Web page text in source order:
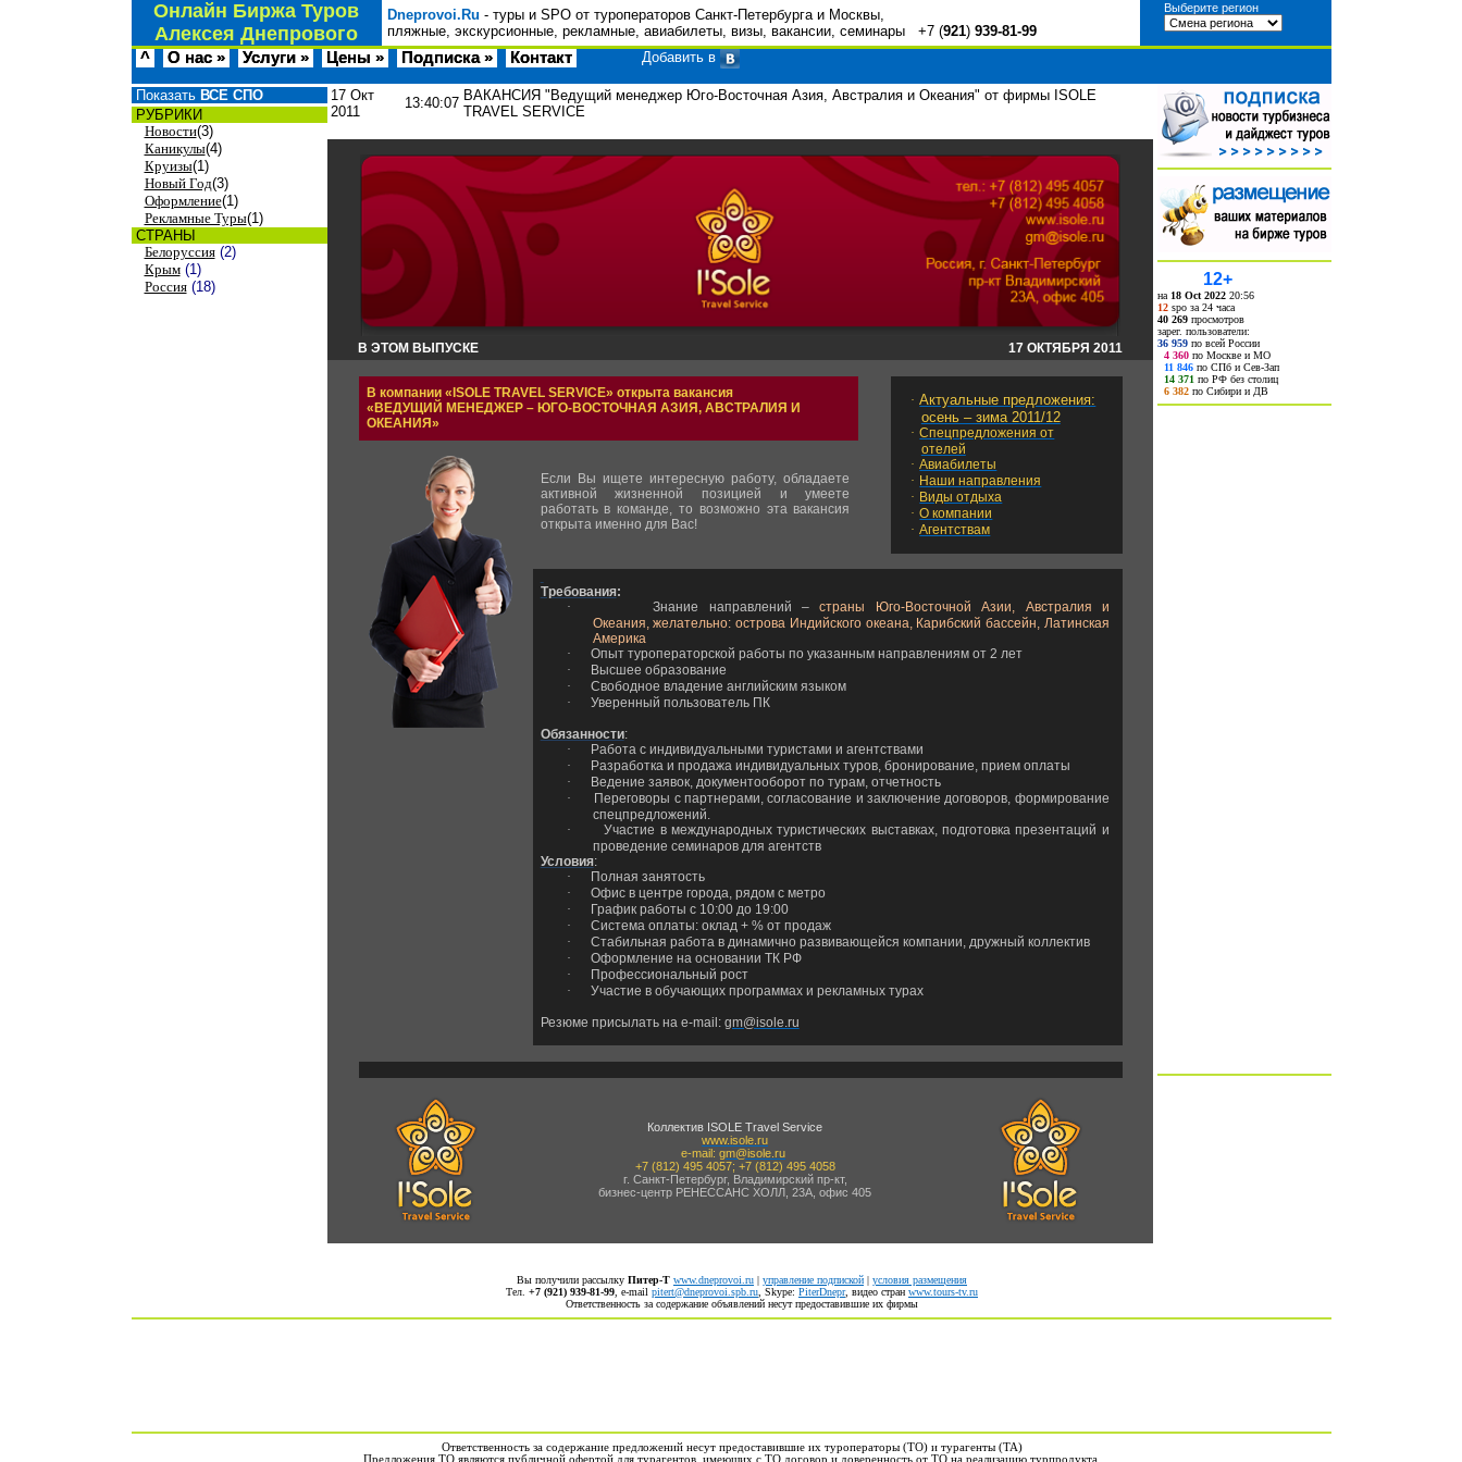
Онлайн Биржа Туров
Алексея Днепрового
Dneprovoi.Ru - туры и SPO от туроператоров Санкт-Петербурга и Москвы,
пляжные, экскурсионные, рекламные, авиабилеты, визы, вакансии, семинары +7 (921) 939-81-99
Выберите регион
^ О нас » Услуги » Цены » Подписка » Контакт Добавить в
Показать ВСЕ СПО
РУБРИКИ
Новости(3)
Каникулы(4)
Круизы(1)
Новый Год(3)
Оформление(1)
Рекламные Туры(1)
СТРАНЫ
Белоруссия (2)
Крым (1)
Россия (18)
17 Окт
2011
13:40:07 ВАКАНСИЯ "Ведущий менеджер Юго-Восточная Азия, Австралия и Океания" от фирмы ISOLE
TRAVEL SERVICE
В ЭТОМ ВЫПУСКЕ 17 ОКТЯБРЯ 2011
В компании « ISOLE TRAVEL SERVICE» открыта вакансия
«ВЕДУЩИЙ МЕНЕДЖЕР – ЮГО-ВОСТОЧНАЯ АЗИЯ, АВСТРАЛИЯ И
ОКЕАНИЯ»
· Актуальные предложения:
осень – зима 2011/12
· Спецпредложения от
отелей
· Авиабилеты
· Наши направления
· Виды отдыха
· О компании
· Агентствам
Если Вы ищете интересную работу, обладаете
активной жизненной позицией и умеете
работать в команде, то возможно эта вакансия
открыта именно для Вас!
Требования:
·
Знание направлений –страны Юго-Восточной Азии, Австралия и
Океания, желательно: острова Индийского океана, Карибский бассейн, Латинская
Америка
·
Опыт туроператорской работы по указанным направлениям от 2 лет
·
Высшее образование
·
Свободное владение английским языком
·
Уверенный пользователь ПК
Обязанности:
·
Работа с индивидуальными туристами и агентствами
·
Разработка и продажа индивидуальных туров, бронирование, прием оплаты
·
Ведение заявок, документооборот по турам, отчетность
·
Переговоры с партнерами, согласование и заключение договоров, формирование
спецпредложений.
·
Участие в международных туристических выставках, подготовка презентаций и
проведение семинаров для агентств
Условия:
·
Полная занятость
·
Офис в центре города, рядом с метро
·
График работы с 10:00 до 19:00
·
Система оплаты: оклад + % от продаж
·
Стабильная работа в динамично развивающейся компании, дружный коллектив
·
Оформление на основании ТК РФ
·
Профессиональный рост
·
Участие в обучающих программах и рекламных турах
Резюме присылать на e-mail: gm@isole.ru
Коллектив ISOLE Travel Service
www.isole.ru
e-mail: gm@isole.ru
+7 (812) 495 4057; +7 (812) 495 4058
г. Санкт-Петербург, Владимирский пр-кт,
бизнес-центр РЕНЕССАНС ХОЛЛ, 23А, офис 405
Вы получили рассылку Питер-Т www.dneprovoi.ru | управление подпиской | условия размещения
Тел. +7 (921) 939-81-99, е-mail pitert@dneprovoi.spb.ru, Skype: PiterDnepr, видео стран www.tours-tv.ru
Ответственность за содержание объявлений несут предоставившие их фирмы
12+
на 18 Oct 2022 20:56
12spo за 24 часа
40 269просмотров
зарег. пользователи:
36 959по всей России
4 360по Москве и МО
11 846по СПб и Сев-Зап
14 371 по РФ без столиц
6 382по Сибири и ДВ
Ответственность за содержание предложений несут предоставившие их туроператоры (ТО) и турагенты (ТА)
Предложения ТО являются публичной офертой для турагентов, имеющих с ТО договор и доверенность от ТО на реализацию турпродукта.